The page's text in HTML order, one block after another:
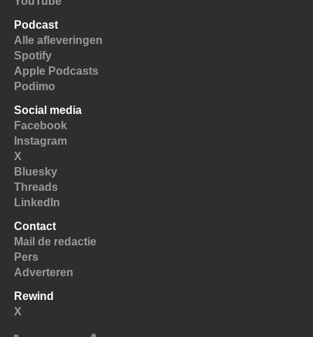
Podcast
Alle afleveringen
Spotify
Apple Podcasts
Podimo
Social media
Facebook
Instagram
X
Bluesky
Threads
LinkedIn
Contact
Mail de redactie
Pers
Adverteren
Rewind
X